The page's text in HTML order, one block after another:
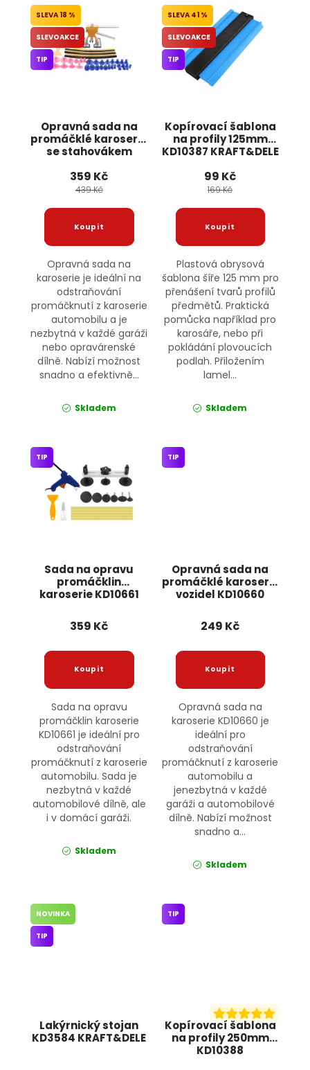
Opravná sada na
promáčklé karoserie
se stahovákem
KRAFT&DELE
18 %
SLEVOAKCE
TIP
359 Kč
439 Kč
Opravná sada na
karoserie je ideální na
odstraňování
promáčknutí z karoserie
automobilu a je
nezbytná v každé garáži
nebo opravárenské
dílně. Nabízí možnost
snadno a efektivně...
Skladem
Kopírovací šablona
na profily 125mm
KD10387 KRAFT&DELE
41 %
SLEVOAKCE
TIP
99 Kč
169 Kč
Plastová obrysová
šablona šíře 125 mm pro
přenášení tvarů profilů
předmětů. Praktická
pomůcka například pro
karosáře, nebo při
pokládání plovoucích
podlah. Přiložením
lamel...
Skladem
Sada na opravu
promáčklin
karoserie KD10661
TIP
359 Kč
Sada na opravu
promáčklin karoserie
KD10661 je ideální pro
odstraňování
promáčknutí z karoserie
automobilu. Sada je
nezbytná v každé
automobilové dílně, ale
i v domácí garáži.
Skladem
Opravná sada na
promáčklé karoserie
vozidel KD10660
TIP
249 Kč
Opravná sada na
karoserie KD10660 je
ideální pro
odstraňování
promáčknutí z karoserie
automobilu a
jenezbytná v každé
garáži a automobilové
dílně. Nabízí možnost
snadno a...
Skladem
Lakýrnický stojan
KD3584 KRAFT&DELE
NOVINKA
TIP
Kopírovací šablona
na profily 250mm
KD10388
TIP